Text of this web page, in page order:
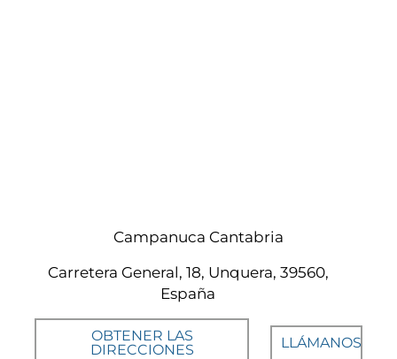
Campanuca Cantabria
Carretera General, 18, Unquera, 39560,
España
OBTENER LAS
DIRECCIONES
LLÁMANOS